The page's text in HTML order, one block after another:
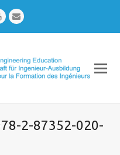
YoutubeEmail
2-87352-020-